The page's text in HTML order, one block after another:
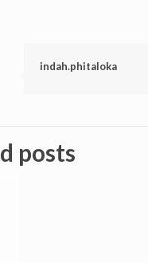
indah.phitaloka
posts